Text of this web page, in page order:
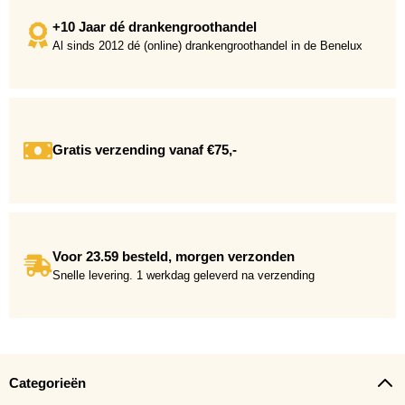
+10 Jaar dé drankengroothandel
Al sinds 2012 dé (online) drankengroothandel in de Benelux
Gratis verzending vanaf €75,-
Voor 23.59 besteld, morgen verzonden
Snelle levering. 1 werkdag geleverd na verzending
Categorieën